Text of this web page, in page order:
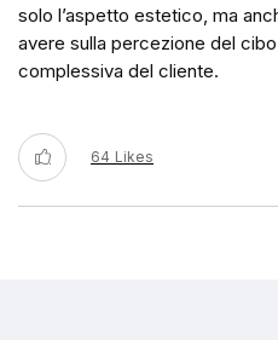
solo l’aspetto estetico, ma
avere sulla percezione del cibo
complessiva del cliente.
64 Likes